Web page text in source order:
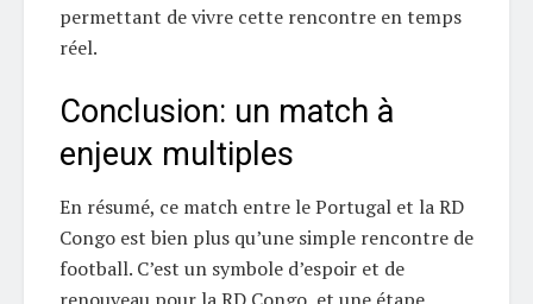
permettant de vivre cette rencontre en temps
réel.
Conclusion: un match à
enjeux multiples
En résumé, ce match entre le Portugal et la RD
Congo est bien plus qu’une simple rencontre de
football. C’est un symbole d’espoir et de